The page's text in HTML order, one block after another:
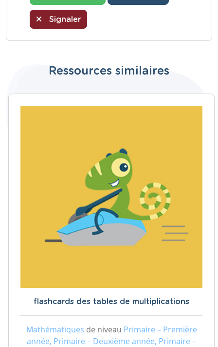
Signaler
Ressources similaires
flashcards des tables de multiplications
Mathématiques de niveau Primaire – Première
année, Primaire – Deuxième année, Primaire –